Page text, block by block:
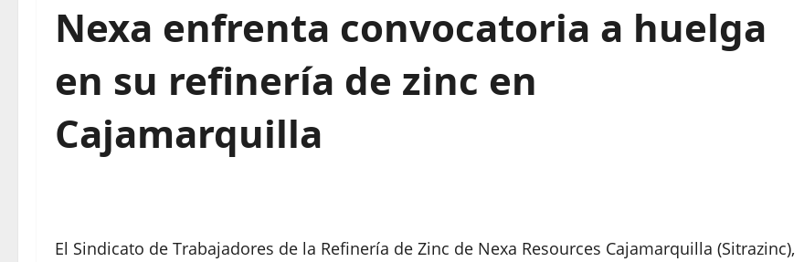
Nexa enfrenta convocatoria a huelga
en su refinería de zinc en
Cajamarquilla
El Sindicato de Trabajadores de la Refinería de Zinc de Nexa Resources Cajamarquilla (Sitrazinc),